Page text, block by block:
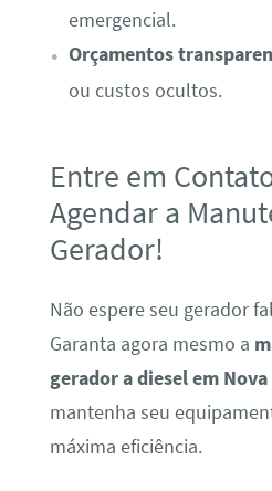
emergencial.
Orçamentos
ou custos ocultos.
Entre em
Agendar a
Gerador!
Não espere seu gerador
Garanta agora mesmo a
gerador a diesel em Nova
mantenha seu
máxima eficiência.